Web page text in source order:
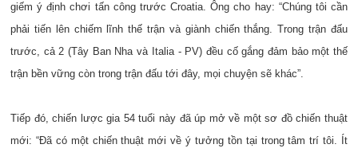
giếm ý định chơi tấn công trước Croatia. Ông cho hay: “Chúng tôi cần
phải tiến lên chiếm lĩnh thế trận và giành chiến thắng. Trong trận đấu
trước, cả 2 (Tây Ban Nha và Italia - PV) đều cố gắng đảm bảo một thế
trận bền vững còn trong trận đấu tới đây, mọi chuyện sẽ khác”.
Tiếp đó, chiến lược gia 54 tuổi này đã úp mở về một sơ đồ chiến thuật
mới: “Đã có một chiến thuật mới về ý tưởng tồn tại trong tâm trí tôi. Ít